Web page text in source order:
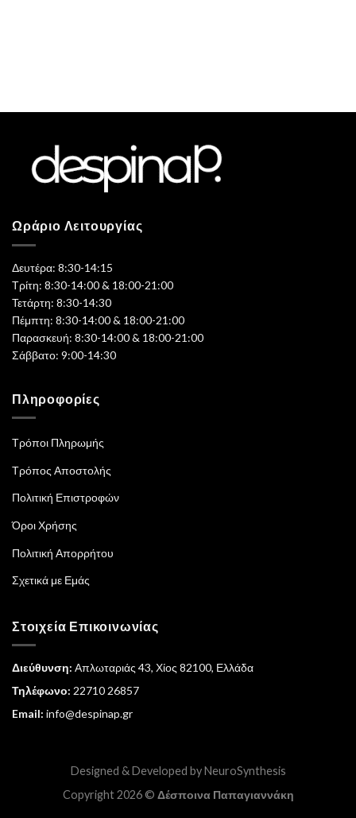
Ωράριο Λειτουργίας
Δευτέρα: 8:30-14:15
Τρίτη: 8:30-14:00 & 18:00-21:00
Τετάρτη: 8:30-14:30
Πέμπτη: 8:30-14:00 & 18:00-21:00
Παρασκευή: 8:30-14:00 & 18:00-21:00
Σάββατο: 9:00-14:30
Πληροφορίες
Τρόποι Πληρωμής
Τρόπος Αποστολής
Πολιτική Επιστροφών
Όροι Χρήσης
Πολιτική Απορρήτου
Σχετικά με Εμάς
Στοιχεία Επικοινωνίας
Διεύθυνση: Απλωταριάς 43, Χίος 82100, Ελλάδα
Τηλέφωνο: 22710 26857
Email: info@despinap.gr
Designed & Developed byNeuroSynthesis
Copyright 2026 © Δέσποινα Παπαγιαννάκη